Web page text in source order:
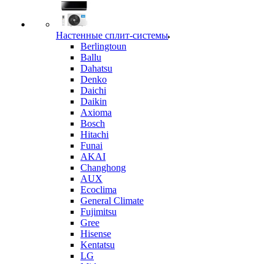
Настенные сплит-системы
Berlingtoun
Ballu
Dahatsu
Denko
Daichi
Daikin
Axioma
Bosch
Hitachi
Funai
AKAI
Changhong
AUX
Ecoclima
General Climate
Fujimitsu
Gree
Hisense
Kentatsu
LG